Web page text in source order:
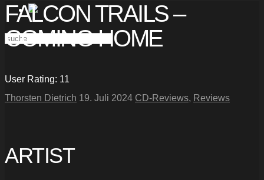
FALCON TRAILS –
COMING HOME
User Rating: 11
Thorsten Dietrich 19. Juli 2024 CD-Reviews, Reviews
ARTIST